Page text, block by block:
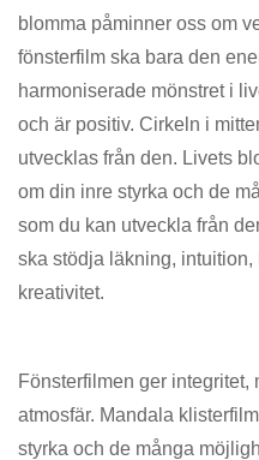
blomma påminner oss om
fönsterfilm ska bara den
harmoniserade mönstret i
och är positiv. Cirkeln i
utvecklas från den. Livets
om din inre styrka och de
som du kan utveckla från
ska stödja läkning,
kreativitet.
Fönsterfilmen ger
atmosfär. Mandala
styrka och de många